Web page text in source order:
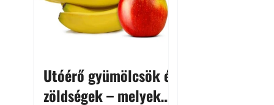
Utóérő gyümölcsök és
zöldségek – melyek